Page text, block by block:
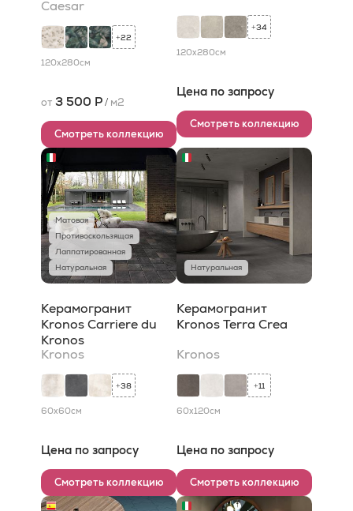
Caesar
+22
120x280см
от 3 500 Р/ м2
Смотреть коллекцию
+34
120x280см
Цена по запросу
Смотреть коллекцию
Матовая
Противоскользящая
Лаппатированная
Натуральная
Керамогранит
Kronos Carriere du
Kronos
Kronos
+38
60x60см
Цена по запросу
Смотреть коллекцию
Натуральная
Керамогранит
Kronos Terra Crea
Kronos
+11
60x120см
Цена по запросу
Смотреть коллекцию